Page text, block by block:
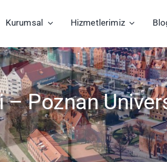
Kurumsal Hizmetlerimiz
– Poznan